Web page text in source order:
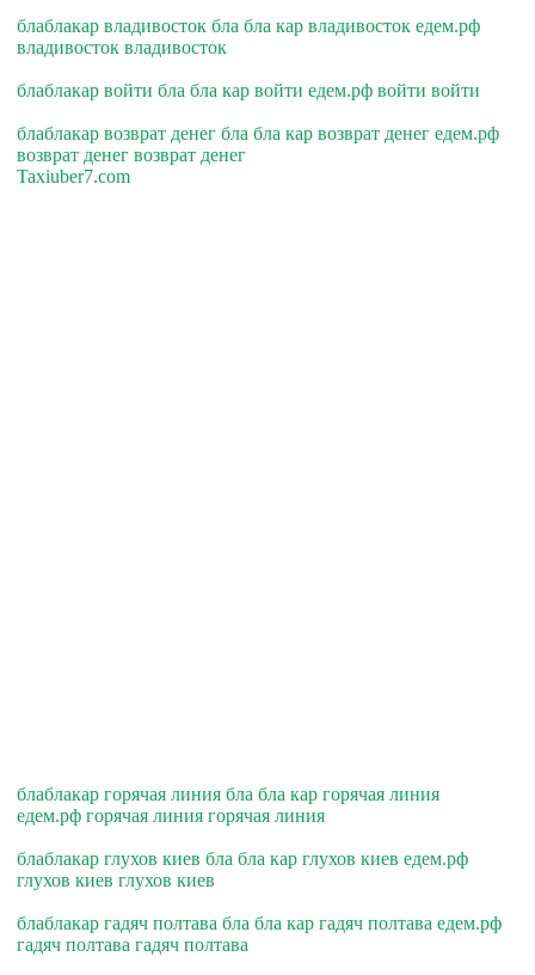
блаблакар владивосток бла бла кар владивосток едем.рф
владивосток владивосток
блаблакар войти бла бла кар войти едем.рф войти войти
блаблакар возврат денег бла бла кар возврат денег едем.рф
возврат денег возврат денег
Taxiuber7.com
блаблакар горячая линия бла бла кар горячая линия
едем.рф горячая линия горячая линия
блаблакар глухов киев бла бла кар глухов киев едем.рф
глухов киев глухов киев
блаблакар гадяч полтава бла бла кар гадяч полтава едем.рф
гадяч полтава гадяч полтава